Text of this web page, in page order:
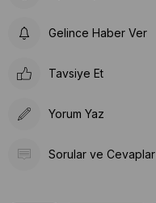
Gelince Haber Ver
Tavsiye Et
Yorum Yaz
Sorular ve Cevaplar